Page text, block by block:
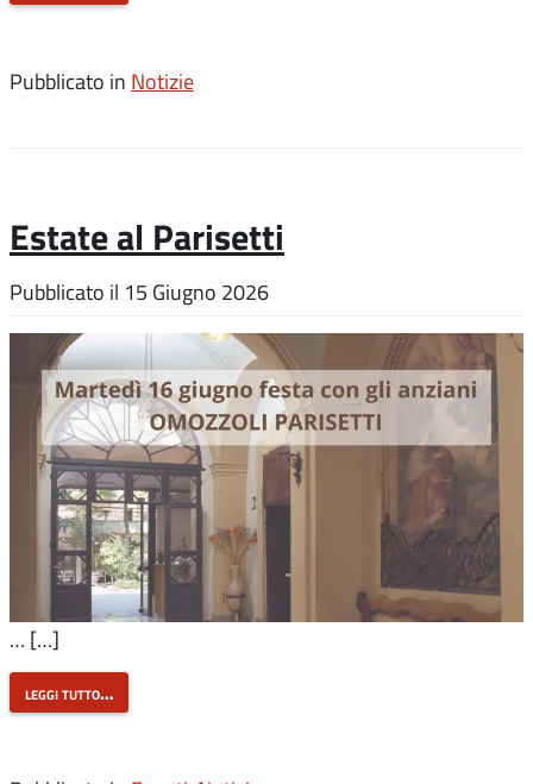
Pubblicato in Notizie
Estate al Parisetti
Pubblicato il 15 Giugno 2026
… […]
leggi tutto…